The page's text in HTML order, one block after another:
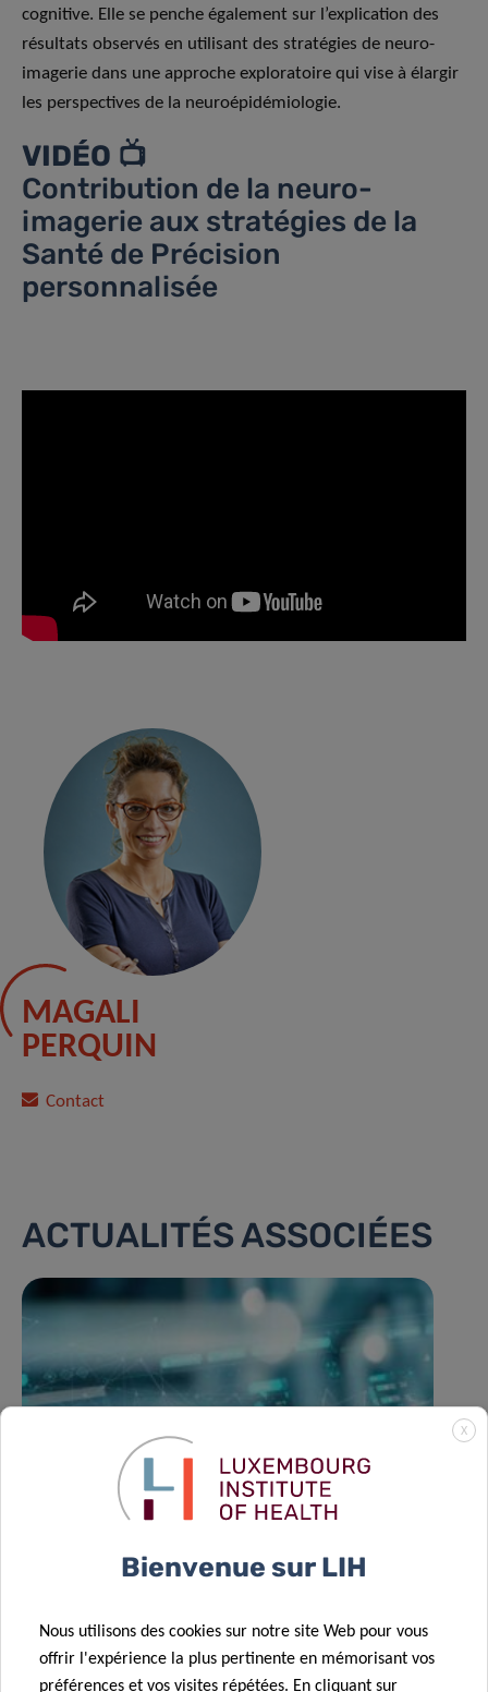
cognitive. Elle se penche également sur l’explication des
résultats observés en utilisant des stratégies de neuro-
imagerie dans une approche exploratoire qui vise à élargir
les perspectives de la neuroépidémiologie.
VIDÉO 📺
Contribution de la neuro-
imagerie aux stratégies de la
Santé de Précision
personnalisée
MAGALI
PERQUIN
Contact
ACTUALITÉS ASSOCIÉES
X
Bienvenue sur LIH
Nous utilisons des cookies sur notre site Web pour vous
offrir l'expérience la plus pertinente en mémorisant vos
préférences et vos visites répétées. En cliquant sur